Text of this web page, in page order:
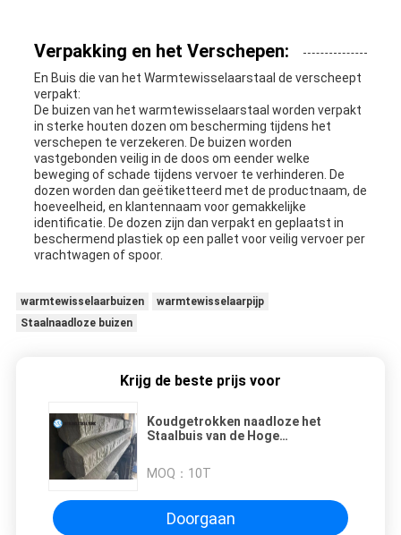
Verpakking en het Verschepen:
En Buis die van het Warmtewisselaarstaal de verscheept
verpakt:
De buizen van het warmtewisselaarstaal worden verpakt
in sterke houten dozen om bescherming tijdens het
verschepen te verzekeren. De buizen worden
vastgebonden veilig in de doos om eender welke
beweging of schade tijdens vervoer te verhinderen. De
dozen worden dan geëtiketteerd met de productnaam, de
hoeveelheid, en klantennaam voor gemakkelijke
identificatie. De dozen zijn dan verpakt en geplaatst in
beschermend plastiek op een pallet voor veilig vervoer per
vrachtwagen of spoor.
warmtewisselaarbuizen
warmtewisselaarpijp
Staalnaadloze buizen
Krijg de beste prijs voor
Koudgetrokken naadloze het
Staalbuis van de Hoge
MOQ： 10T
Doorgaan